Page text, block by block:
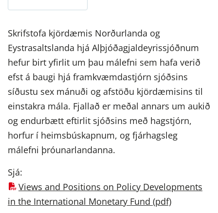
Skrifstofa kjördæmis Norðurlanda og
Eystrasaltslanda hjá Alþjóðagjaldeyrissjóðnum
hefur birt yfirlit um þau málefni sem hafa verið
efst á baugi hjá framkvæmdastjórn sjóðsins
síðustu sex mánuði og afstöðu kjördæmisins til
einstakra mála. Fjallað er meðal annars um aukið
og endurbætt eftirlit sjóðsins með hagstjórn,
horfur í heimsbúskapnum, og fjárhagsleg
málefni þróunarlandanna.
Sjá:
Views and Positions on Policy Developments
in the International Monetary Fund (pdf)